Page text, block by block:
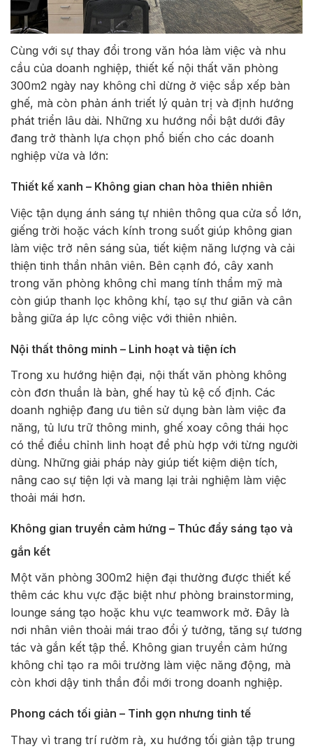
Cùng với sự thay đổi trong văn hóa làm việc và nhu
cầu của doanh nghiệp, thiết kế nội thất văn phòng
300m2 ngày nay không chỉ dừng ở việc sắp xếp bàn
ghế, mà còn phản ánh triết lý quản trị và định hướng
phát triển lâu dài. Những xu hướng nổi bật dưới đây
đang trở thành lựa chọn phổ biến cho các doanh
nghiệp vừa và lớn:
Thiết kế xanh – Không gian chan hòa thiên nhiên
Việc tận dụng ánh sáng tự nhiên thông qua cửa sổ lớn,
giếng trời hoặc vách kính trong suốt giúp không gian
làm việc trở nên sáng sủa, tiết kiệm năng lượng và cải
thiện tinh thần nhân viên. Bên cạnh đó, cây xanh
trong văn phòng không chỉ mang tính thẩm mỹ mà
còn giúp thanh lọc không khí, tạo sự thư giãn và cân
bằng giữa áp lực công việc với thiên nhiên.
Nội thất thông minh – Linh hoạt và tiện ích
Trong xu hướng hiện đại, nội thất văn phòng không
còn đơn thuần là bàn, ghế hay tủ kệ cố định. Các
doanh nghiệp đang ưu tiên sử dụng bàn làm việc đa
năng, tủ lưu trữ thông minh, ghế xoay công thái học
có thể điều chỉnh linh hoạt để phù hợp với từng người
dùng. Những giải pháp này giúp tiết kiệm diện tích,
nâng cao sự tiện lợi và mang lại trải nghiệm làm việc
thoải mái hơn.
Không gian truyền cảm hứng – Thúc đẩy sáng tạo và
gắn kết
Một văn phòng 300m2 hiện đại thường được thiết kế
thêm các khu vực đặc biệt như phòng brainstorming,
lounge sáng tạo hoặc khu vực teamwork mở. Đây là
nơi nhân viên thoải mái trao đổi ý tưởng, tăng sự tương
tác và gắn kết tập thể. Không gian truyền cảm hứng
không chỉ tạo ra môi trường làm việc năng động, mà
còn khơi dậy tinh thần đổi mới trong doanh nghiệp.
Phong cách tối giản – Tinh gọn nhưng tinh tế
Thay vì trang trí rườm rà, xu hướng tối giản tập trung